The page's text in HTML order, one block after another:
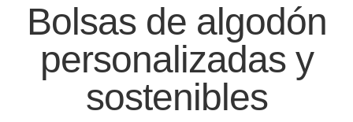
Bolsas de algodón
personalizadas y
sostenibles